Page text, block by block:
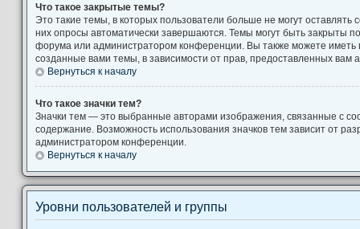
Что такое закрытые темы?
Это такие темы, в которых пользователи больше не могут
них опросы автоматически завершаются. Темы могут быть закрыты
форума или администратором конференции. Вы также можете иметь
созданные вами темы, в зависимости от прав, предоставленных вам
Вернуться к началу
Что такое значки тем?
Значки тем — это выбранные авторами изображения, связанные с
содержание. Возможность использования значков тем зависит от
администратором конференции.
Вернуться к началу
Уровни пользователей и группы